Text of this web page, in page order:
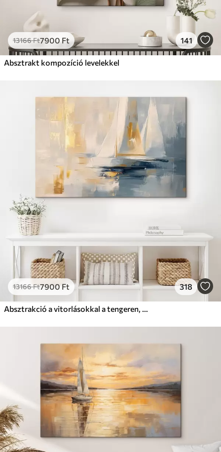
13166Ft7900 Ft 141
Absztrakt kompozíció levelekkel
13166Ft7900 Ft 318
Absztrakció a vitorlásokkal a tengeren, akril stílusban, naplemente